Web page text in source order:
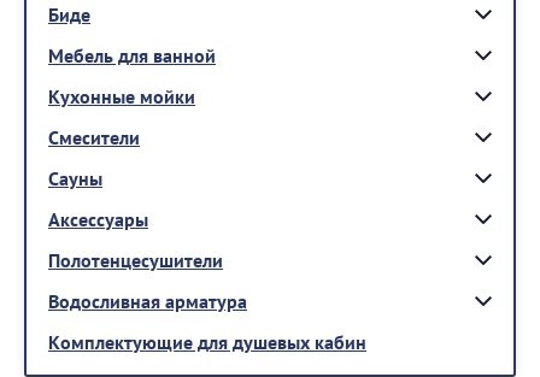
Биде
Мебель для ванной
Кухонные мойки
Смесители
Сауны
Аксессуары
Полотенцесушители
Водосливная арматура
Комплектующие для душевых кабин